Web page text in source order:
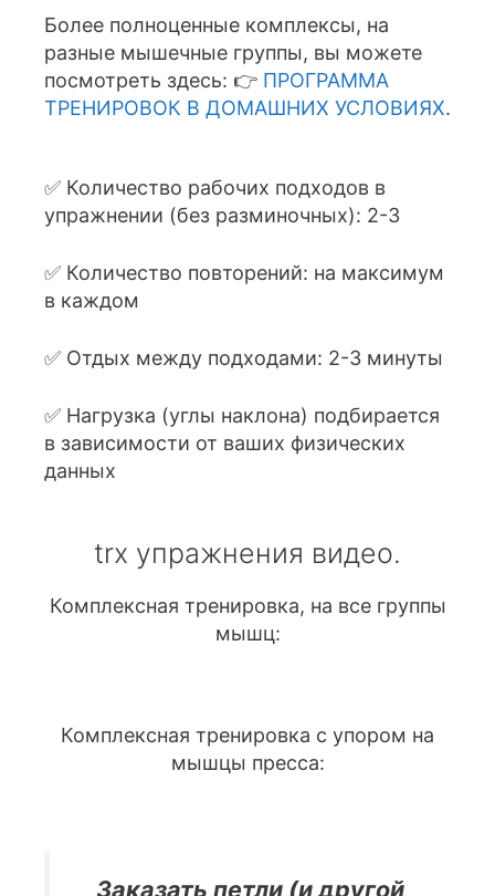
Более полноценные комплексы, на
разные мышечные группы, вы можете
посмотреть здесь: 👉 ПРОГРАММА
ТРЕНИРОВОК В ДОМАШНИХ УСЛОВИЯХ.
✅ Количество рабочих подходов в
упражнении (без разминочных): 2-3
✅ Количество повторений: на максимум
в каждом
✅ Отдых между подходами: 2-3 минуты
✅ Нагрузка (углы наклона) подбирается
в зависимости от ваших физических
данных
trx упражнения видео.
Комплексная тренировка, на все группы
мышц:
Комплексная тренировка с упором на
мышцы пресса:
Заказать петли (и другой